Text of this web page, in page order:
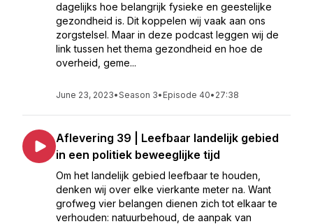
dagelijks hoe belangrijk fysieke en geestelijke
gezondheid is. Dit koppelen wij vaak aan ons
zorgstelsel. Maar in deze podcast leggen wij de
link tussen het thema gezondheid en hoe de
overheid, geme...
June 23, 2023•Season 3• Episode 40• 27:38
Aflevering 39 | Leefbaar landelijk gebied
in een politiek beweeglijke tijd
Om het landelijk gebied leefbaar te houden,
denken wij over elke vierkante meter na. Want
grofweg vier belangen dienen zich tot elkaar te
verhouden: natuurbehoud, de aanpak van